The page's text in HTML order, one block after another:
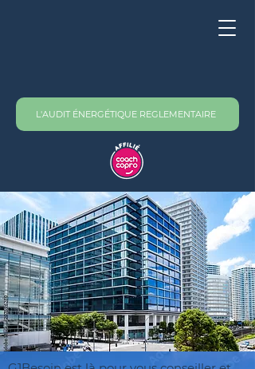
L'AUDIT ÉNERGÉTIQUE REGLEMENTAIRE